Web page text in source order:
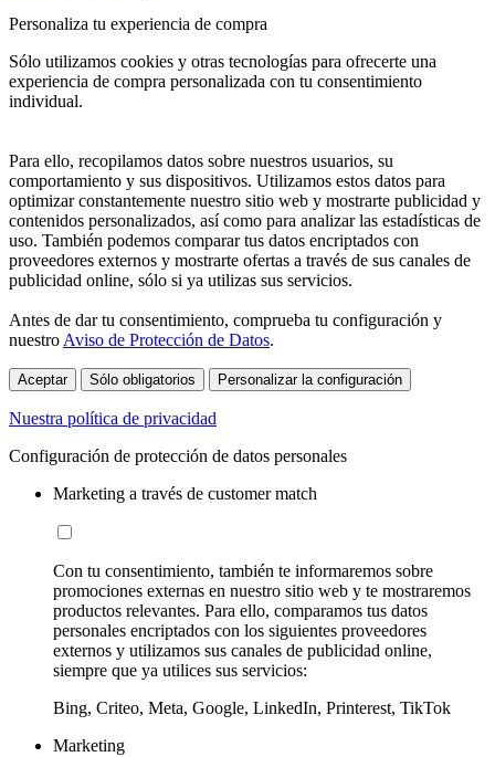
Personaliza tu experiencia de compra
Sólo utilizamos cookies y otras tecnologías para ofrecerte una
experiencia de compra personalizada con tu consentimiento
individual.
Para ello, recopilamos datos sobre nuestros usuarios, su
comportamiento y sus dispositivos. Utilizamos estos datos para
optimizar constantemente nuestro sitio web y mostrarte publicidad y
contenidos personalizados, así como para analizar las estadísticas de
uso. También podemos comparar tus datos encriptados con
proveedores externos y mostrarte ofertas a través de sus canales de
publicidad online, sólo si ya utilizas sus servicios.
Antes de dar tu consentimiento, comprueba tu configuración y
nuestro Aviso de Protección de Datos.
Aceptar Sólo obligatorios Personalizar la configuración
Nuestra política de privacidad
Configuración de protección de datos personales
Marketing a través de customer match
Con tu consentimiento, también te informaremos sobre
promociones externas en nuestro sitio web y te mostraremos
productos relevantes. Para ello, comparamos tus datos
personales encriptados con los siguientes proveedores
externos y utilizamos sus canales de publicidad online,
siempre que ya utilices sus servicios:
Bing, Criteo, Meta, Google, LinkedIn, Printerest, TikTok
Marketing